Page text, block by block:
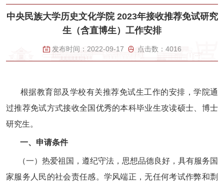
中央民族大学历史文化学院 2023年接收推荐免试研究
生（含直博生）工作安排
发布时间： 2022-09-17 点击数： 4016
根据教育部及学校有关推荐免试生工作的安排，学院通
过推荐免试方式接收全国优秀的本科毕业生攻读硕士、博士
研究生。
一、申请条件
（一）热爱祖国，遵纪守法，思想品德良好，具有服务国
家服务人民的社会责任感。学风端正，无任何考试作弊和剽